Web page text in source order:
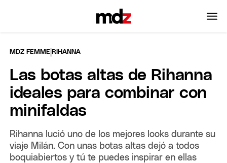
MDZ FEMME |RIHANNA
Las botas altas de Rihanna
ideales para combinar con
minifaldas
Rihanna lució uno de los mejores looks durante su
viaje Milán. Con unas botas altas dejó a todos
boquiabiertos y tú te puedes inspirar en ellas